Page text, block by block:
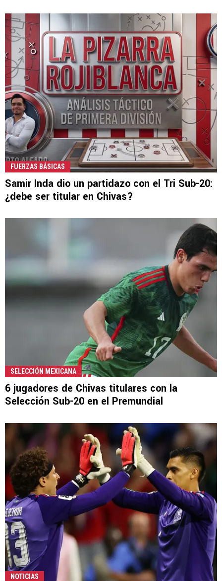
FUERZAS BÁSICAS
Samir Inda dio un partidazo con el Tri Sub-20:
¿debe ser titular en Chivas?
SELECCIÓN MEXICANA
6 jugadores de Chivas titulares con la
Selección Sub-20 en el Premundial
NOTICIAS